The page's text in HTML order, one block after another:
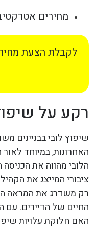
מחירים
לקבלת הצעת
רקע על
שיפוץ לובי בבניינים
האחרונות, במיוחד לאור
הלובי מהווה את
ציבורי המייצג את
רק משדרג את המראה
החיים של הדיירים.
האם חלוקת עלויות שיפוץ